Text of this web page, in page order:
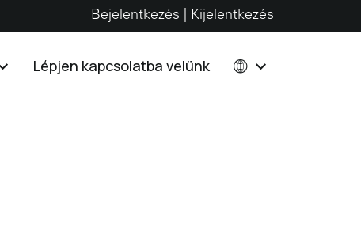
Bejelentkezés | Kijelentkezés
Lépjen kapcsolatba velünk